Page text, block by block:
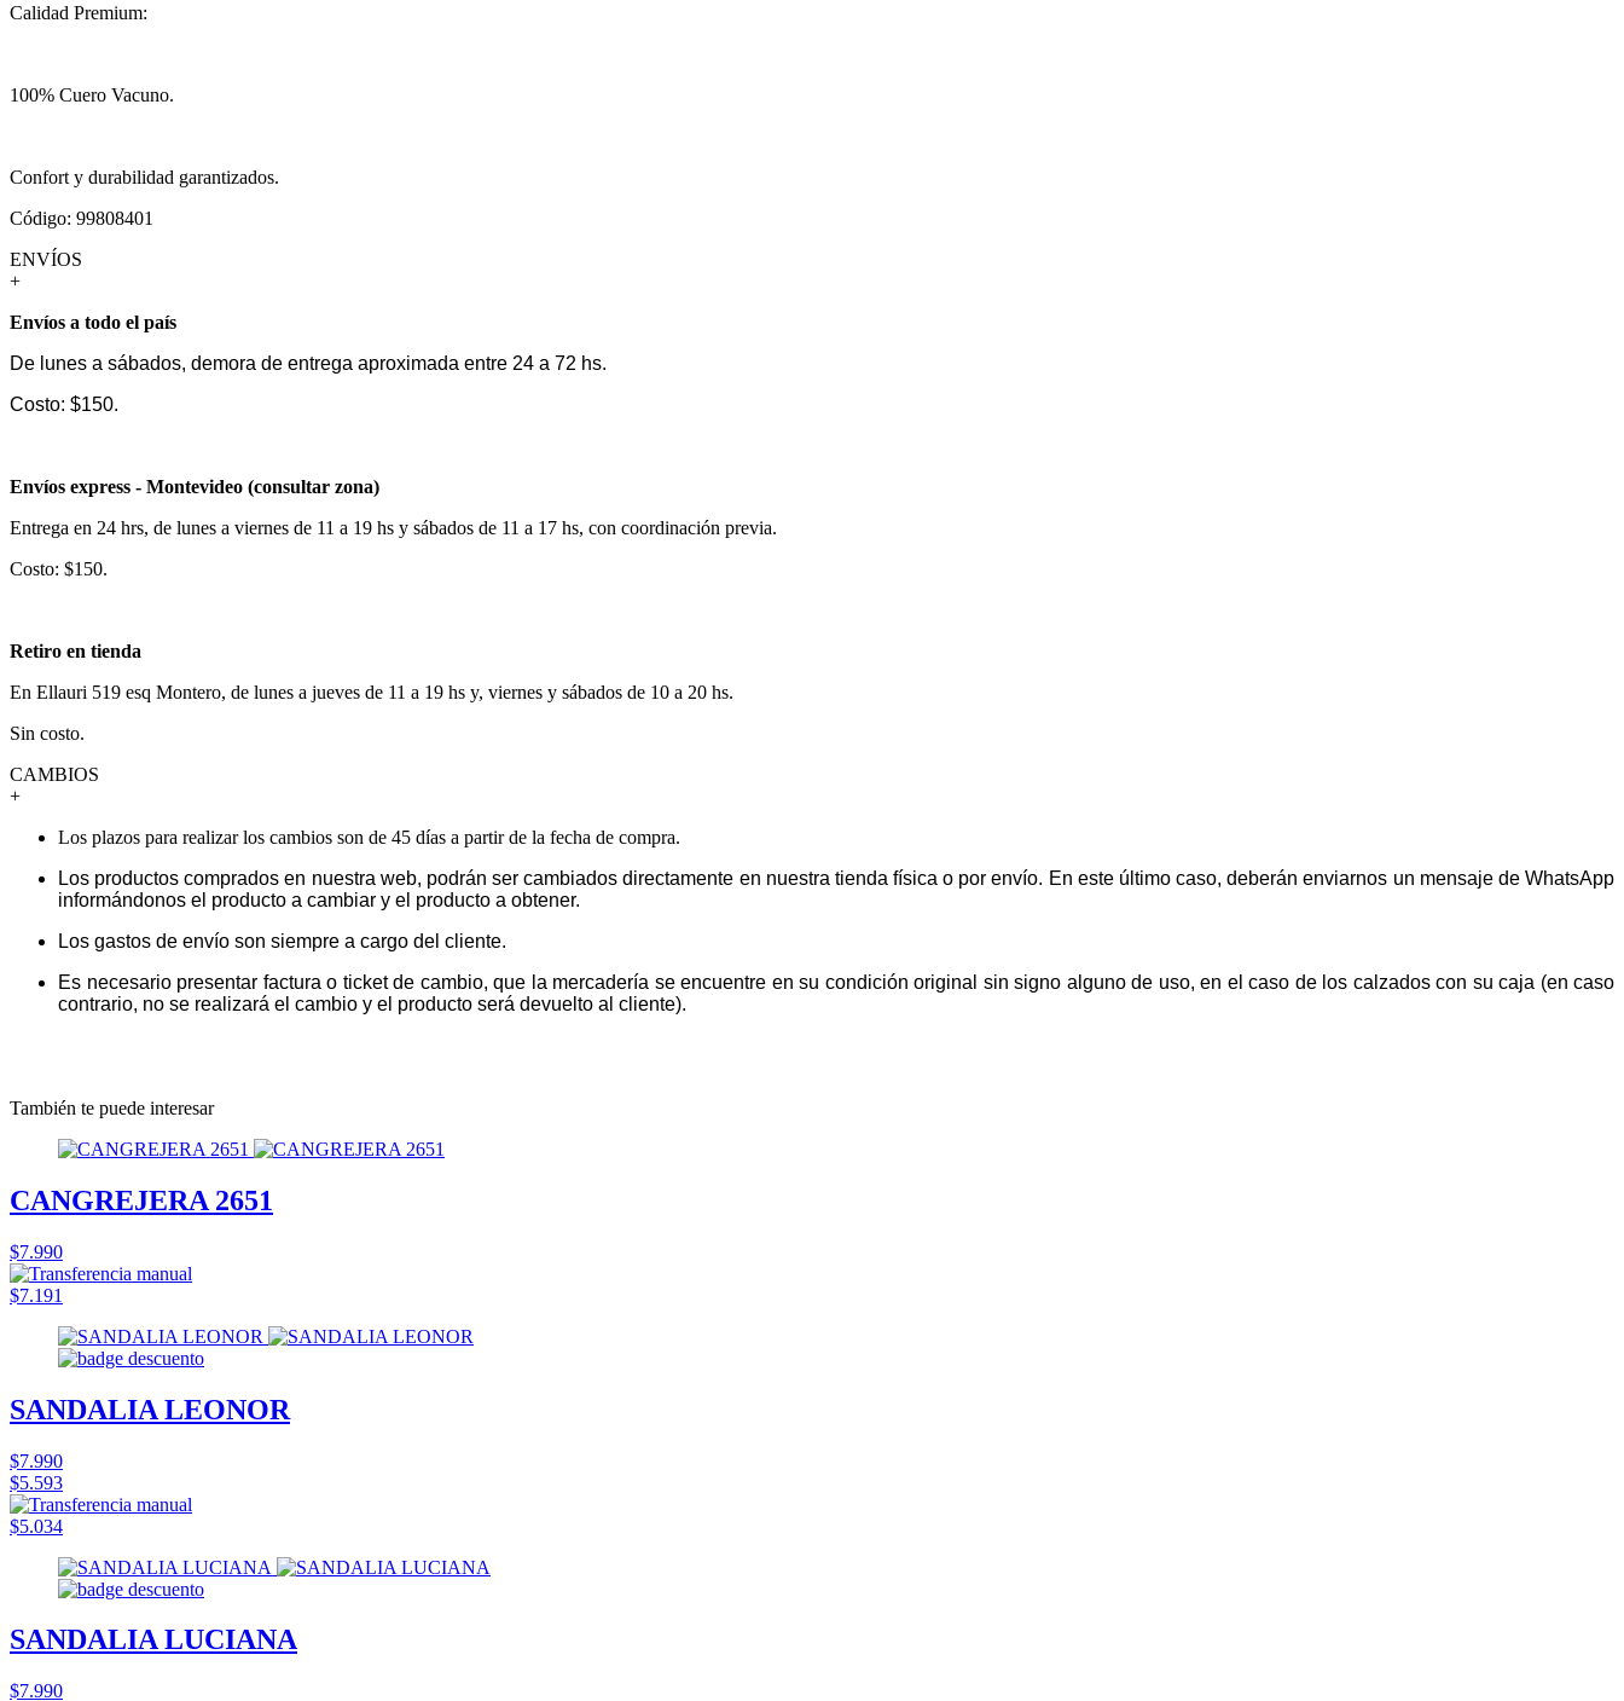
Calidad Premium:
100% Cuero Vacuno.
Confort y durabilidad garantizados.
Código: 99808401
ENVÍOS
+
Envíos a todo el país
De lunes a sábados, demora de entrega aproximada entre 24 a 72 hs.
Costo: $150.
Envíos express - Montevideo (consultar zona)
Entrega en 24 hrs, de lunes a viernes de 11 a 19 hs y sábados de 11 a 17 hs, con coordinación previa.
Costo: $150.
Retiro en tienda
En Ellauri 519 esq Montero, de lunes a jueves de 11 a 19 hs y, viernes y sábados de 10 a 20 hs.
Sin costo.
CAMBIOS
+
Los plazos para realizar los cambios son de 45 días a partir de la fecha de compra.
Los productos comprados en nuestra web, podrán ser cambiados directamente en nuestra tienda física o por envío. En este último caso, deberán enviarnos un mensaje de WhatsApp
informándonos el producto a cambiar y el producto a obtener.
Los gastos de envío son siempre a cargo del cliente.
Es necesario presentar factura o ticket de cambio, que la mercadería se encuentre en su condición original sin signo alguno de uso, en el caso de los calzados con su caja (en caso
contrario, no se realizará el cambio y el producto será devuelto al cliente).
También te puede interesar
CANGREJERA 2651
$7.990
$7.191
SANDALIA LEONOR
$7.990
$5.593
$5.034
SANDALIA LUCIANA
$7.990